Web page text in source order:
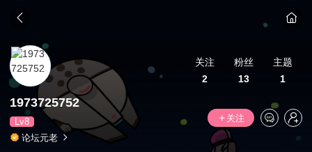
关注
2
粉丝
13
主题
1
1973725752
Lv8
关注
论坛元老